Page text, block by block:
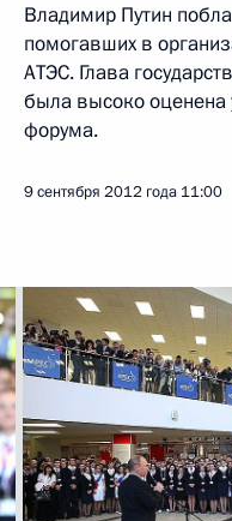
Владимир Путин
помогавших в
АТЭС. Глава
была высоко оценена
форума.
9 сентября 2012 года 11:00